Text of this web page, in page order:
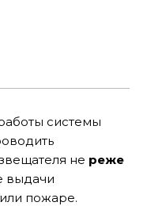
системы
не реже
выдачи
пожаре.